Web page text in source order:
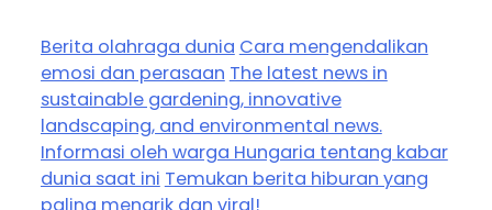
Berita olahraga dunia Cara mengendalikan
emosi dan perasaan The latest news in
sustainable gardening, innovative
landscaping, and environmental news.
Informasi oleh warga Hungaria tentang kabar
dunia saat ini Temukan berita hiburan yang